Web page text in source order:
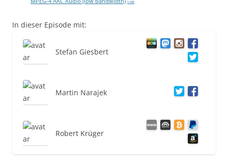
5 MB
In dieser Episode mit:
Stefan Giesbert
Martin Narajek
Robert Krüger